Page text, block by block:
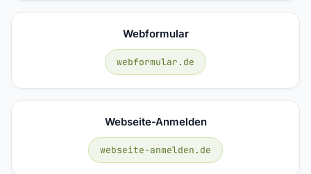
Webformular
webformular.de
Webseite-Anmelden
webseite-anmelden.de